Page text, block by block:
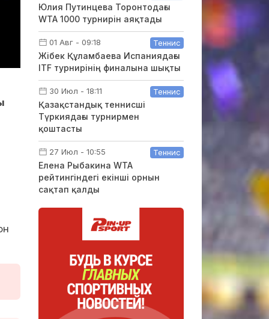
Юлия Путинцева Торонтодағы
WTA 1000 турнирін аяқтады
01 Авг - 09:18 Теннис
Жібек Құламбаева Испаниядағы
ITF турнирінің финалына шықты
30 Июл - 18:11 Теннис
Қазақстандық теннисші
Түркиядағы турнирмен
қоштасты
27 Июл - 10:55 Теннис
Елена Рыбакина WTA
рейтингіндегі екінші орнын
сақтап қалды